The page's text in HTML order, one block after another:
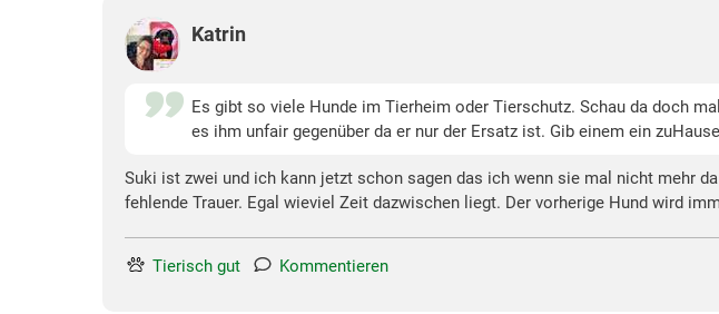
Katrin
Es gibt so viele Hunde im Tierheim oder Tierschutz. Schau da doch
es ihm unfair gegenüber da er nur der Ersatz ist. Gib einem ein
Suki ist zwei und ich kann jetzt schon sagen das ich wenn sie mal nicht mehr
fehlende Trauer. Egal wieviel Zeit dazwischen liegt. Der vorherige Hund wird
Tierisch gut Kommentieren